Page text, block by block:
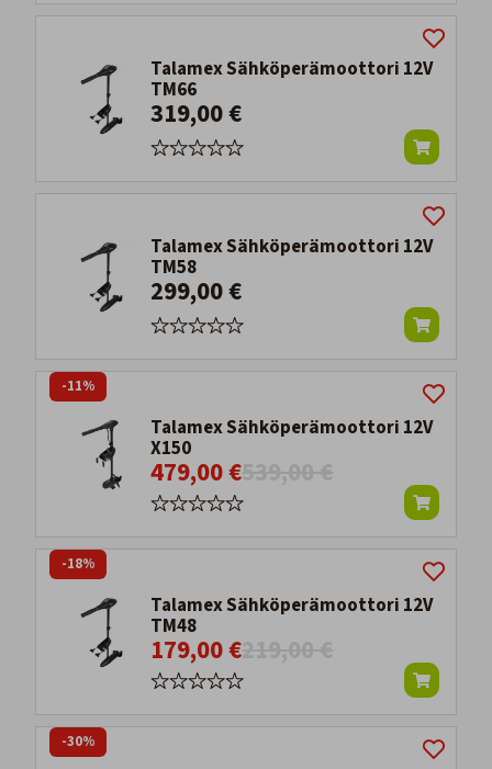
Talamex Sähköperämoottori 12V
TM66
319,00 €
Talamex Sähköperämoottori 12V
TM58
299,00 €
Talamex Sähköperämoottori 12V
X150
479,00 €
-11%
Talamex Sähköperämoottori 12V
TM48
179,00 €
-18%
-30%